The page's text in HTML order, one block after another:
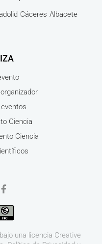
Cáceres Albacete
Ciencia
Ciencia
una licencia Creative